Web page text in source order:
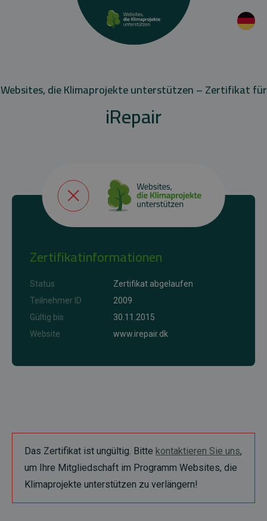
Websites, die Klimaprojekte unterstützen – Zertifikat für
iRepair
Zertifikatinformationen
Status
Zertifikat abgelaufen
Teilnehmer ID
2009
Gültig bis
30.11.2015
Website
www.irepair.dk
Das Zertifikat ist ungültig. Bitte kontaktieren Sie uns,
um Ihre Mitgliedschaft im Programm Websites, die
Klimaprojekte unterstützen zu verlängern!